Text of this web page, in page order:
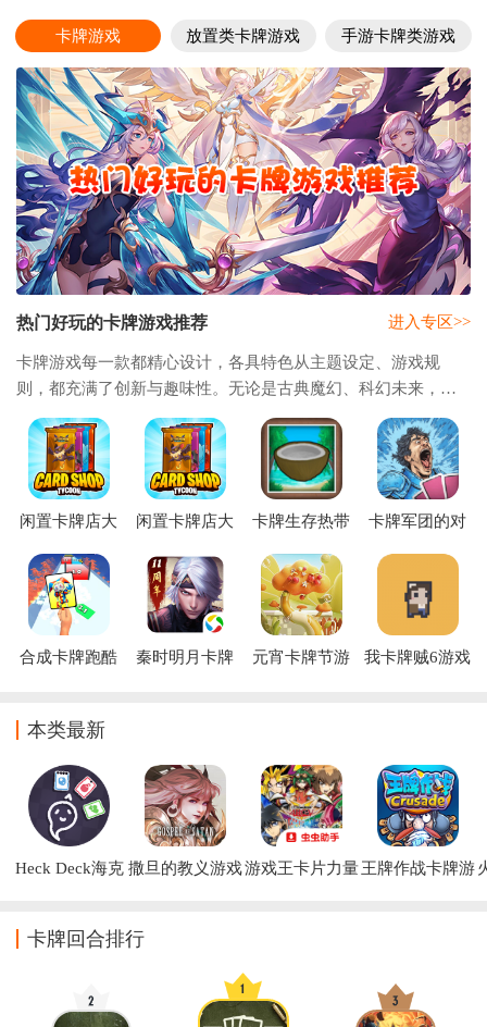
卡牌游戏 放置类卡牌游戏 手游卡牌类游戏
热门好玩的卡牌游戏推荐
卡牌游戏每一款都精心设计，各具特色从主题设定、游戏规
则，都充满了创新与趣味性。无论是古典魔幻、科幻未来，还
是历史战争、现代都市，各种题材的卡牌游戏应有尽有，为玩
家提供了一个广阔而多元的游戏世界，让每个
进入专区>>
闲置卡牌店大
(TCGCardTycoon)
闲置卡牌店大
(TCGCardTycoon)
卡牌生存热带
卡牌军团的对
合成卡牌跑酷
秦时明月卡牌
元宵卡牌节游
我卡牌贼6游戏
本类最新
Heck Deck海克 撒旦的教义游戏游戏王卡片力量王牌作战卡牌游
卡牌回合排行